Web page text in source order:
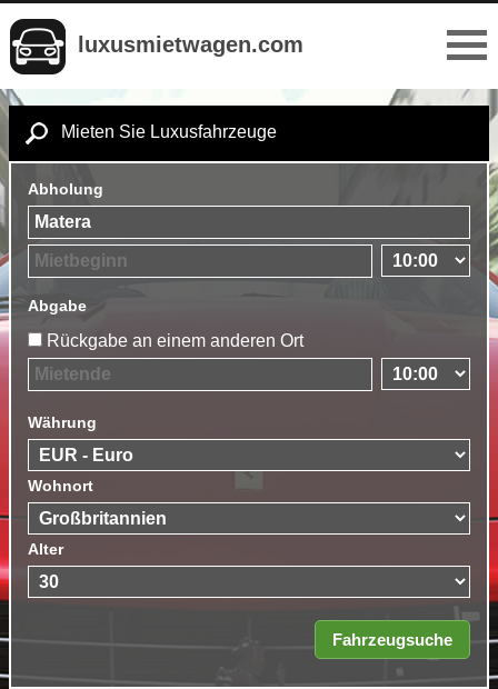
luxusmietwagen.com
Mieten Sie Luxusfahrzeuge
Abholung
Abgabe
Rückgabe an einem anderen Ort
Währung
Wohnort
Alter